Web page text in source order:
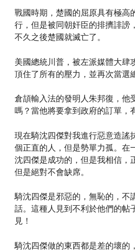
戰國時期，楚國的屈原具有極高
行，但是被同朝奸臣的排擠誹謗
不久之後楚國就滅亡了。
美國總統川普，被左派媒體大肆
頂住了所有的壓力，並再次當選
倉頡輸入法的發明人朱邦復，他
嗎？當他將要拿到政府的訂單，
現在騎沈四傑對我進行惡意造謠
個正直的人，但是勢單力孤。在
沈四傑是成功的，但是我相信，
但是絕對不會缺席。
騎沈四傑是邪惡的，無恥的，不
話。這種人見到不利於他們的帖
見！
騎沈四傑做的東西都是差的壞的